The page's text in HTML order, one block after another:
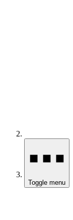
Toggle menu